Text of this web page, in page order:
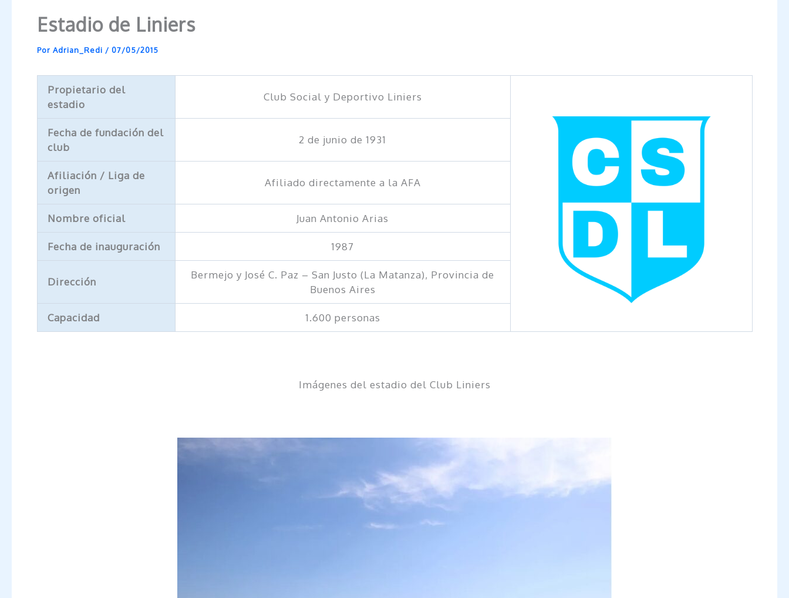
Estadio de Liniers
Por Adrian_Redi / 07/05/2015
Propietario del
estadio
Club Social y Deportivo Liniers
Fecha de fundación del
club
2 de junio de 1931
Afiliación / Liga de
origen
Afiliado directamente a la AFA
Nombre oficial Juan Antonio Arias
Fecha de inauguración 1987
Dirección
Bermejo y José C. Paz – San Justo (La Matanza), Provincia de
Buenos Aires
Capacidad 1.600 personas
Imágenes del estadio del Club Liniers